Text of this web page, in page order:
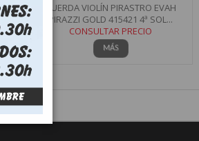
CUERDA VIOLÍN PIRASTRO EVAH
PIRAZZI GOLD 415421 4ª SOL...
CONSULTAR PRECIO
MÁS